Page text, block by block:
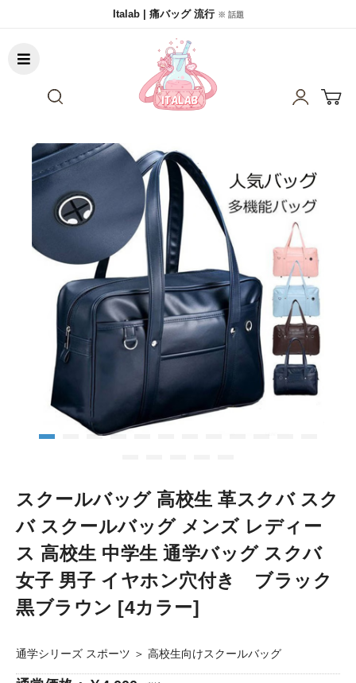
Italab | 痛バッグ 流行 ※ 話題
スクールバッグ 高校生 革スクバ スク
バ スクールバッグ メンズ レディー
ス 高校生 中学生 通学バッグ スクバ
女子 男子 イヤホン穴付き ブラック
黒ブラウン [4カラー]
通学シリーズ スポーツ ＞ 高校生向けスクールバッグ